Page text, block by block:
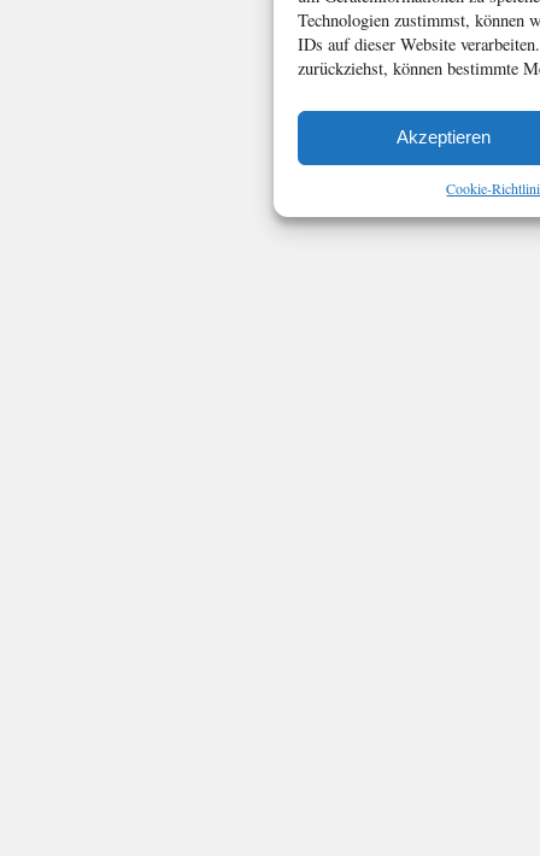
Technologien zustimmst, können
IDs auf dieser Website
zurückziehst, können bestimmte
Akzeptieren
Cookie-